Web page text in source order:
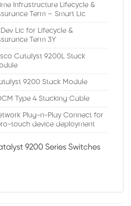
Infrastructure Lifecycle &
Term – Smart Lic
Dev Lic for Lifecycle &
Term 3Y
Catalyst 9200L Stack
9200 Stack Module
Type 4 Stacking Cable
Plug-n-Play Connect for
touch device deployment
9200 Series Switches